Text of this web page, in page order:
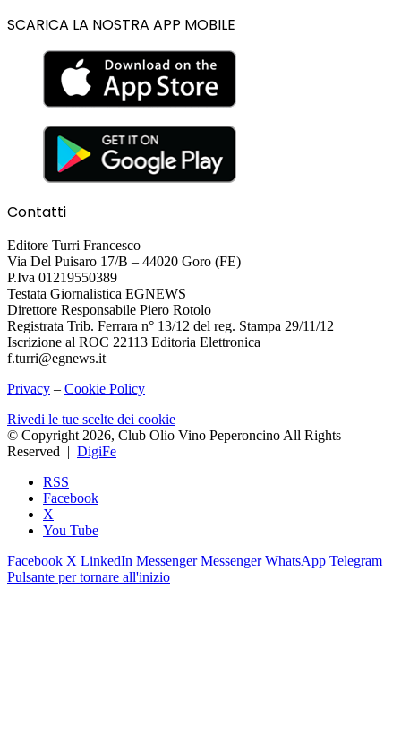
SCARICA LA NOSTRA APP MOBILE
Contatti
Editore Turri Francesco
Via Del Puisaro 17/B – 44020 Goro (FE)
P.Iva 01219550389
Testata Giornalistica EGNEWS
Direttore Responsabile Piero Rotolo
Registrata Trib. Ferrara n° 13/12 del reg. Stampa 29/11/12
Iscrizione al ROC 22113 Editoria Elettronica
f.turri@egnews.it
Privacy – Cookie Policy
Rivedi le tue scelte dei cookie
© Copyright 2026, Club Olio Vino Peperoncino All Rights
Reserved | DigiFe
RSS
Facebook
X
You Tube
Facebook X LinkedIn Messenger Messenger WhatsApp Telegram
Pulsante per tornare all'inizio